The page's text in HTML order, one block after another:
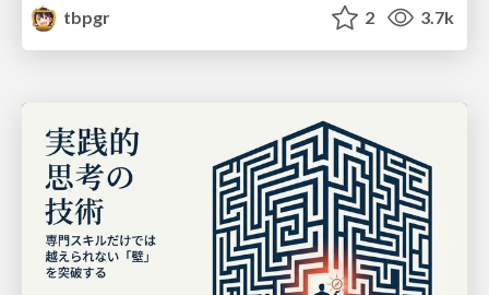
tbpgr
2 3.7k